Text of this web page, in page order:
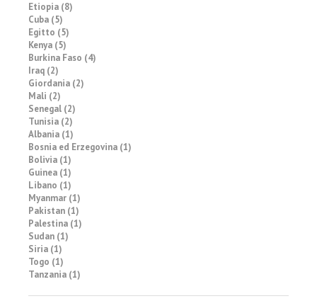
Etiopia (8)
Cuba (5)
Egitto (5)
Kenya (5)
Burkina Faso (4)
Iraq (2)
Giordania (2)
Mali (2)
Senegal (2)
Tunisia (2)
Albania (1)
Bosnia ed Erzegovina (1)
Bolivia (1)
Guinea (1)
Libano (1)
Myanmar (1)
Pakistan (1)
Palestina (1)
Sudan (1)
Siria (1)
Togo (1)
Tanzania (1)